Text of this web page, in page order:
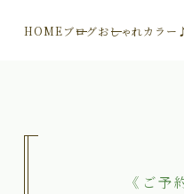
HOMEブログおしゃれカラー
《ご予